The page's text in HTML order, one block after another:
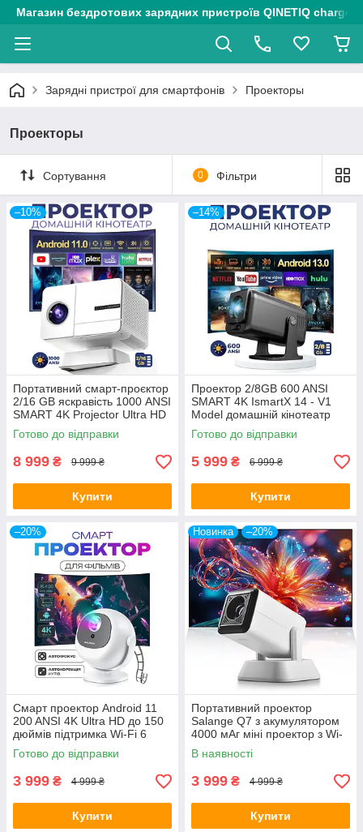
Магазин бездротових зарядних пристроїв QINETIQ chargers
Зарядні пристрої для смартфонів Проекторы
Проекторы
Сортування 0 Фільтри
–10%
Портативний смарт-проєктор
2/16 GB яскравість 1000 ANSI
SMART 4K Projector Ultra HD
до 150 дюймів HDMI-
сумісний
Готово до відправки
8 999 ₴ 9 999 ₴
Купити
–14%
Проектор 2/8GB 600 ANSI
SMART 4K IsmartX 14 - V1
Model домашній кінотеатр
Готово до відправки
5 999 ₴ 6 999 ₴
Купити
–20%
Смарт проектор Android 11
200 ANSI 4K Ultra HD до 150
дюймів підтримка Wi-Fi 6
Bluetooth 5.2 автофокус авто
Keystone Salange P360
Готово до відправки
3 999 ₴ 4 999 ₴
Купити
Новинка –20%
Портативний проектор
Salange Q7 з акумулятором
4000 мАг міні проектор з Wi-
Fi смарт-проектор для дому,
офісу
В наявності
3 999 ₴ 4 999 ₴
Купити